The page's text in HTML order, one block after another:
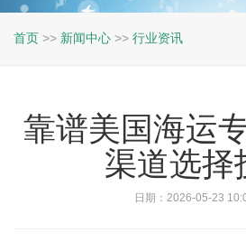
首页 >> 新闻中心 >> 行业资讯
靠谱美国海运
渠道选择
日期：2026-05-23